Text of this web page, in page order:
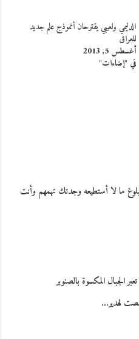
الدليمي ولعيبي يقترحان أنموذج علم جديد
للعراق
أغسطس 5, 2013
في "إضاءات"
ما لا أستطيعه وجدتك تهمهم وأنت
تعبر الجبال المكسوة بالصنوبر
لهدير…